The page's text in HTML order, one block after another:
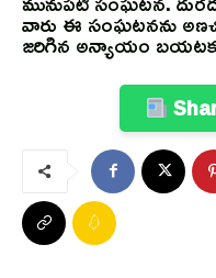
వారు ఈ సంఘటనను
జరిగిన అన్యాయం